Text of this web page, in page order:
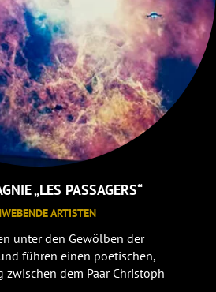
„LES PASSAGERS“
ARTISTEN
unter den Gewölben der
führen einen poetischen,
dem Paar Christoph